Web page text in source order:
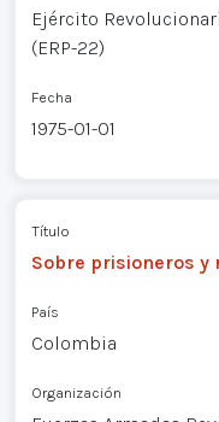
Ejército
(ERP-22)
Fecha
1975-01-01
Título
Sobre prisioneros y
País
Colombia
Organización